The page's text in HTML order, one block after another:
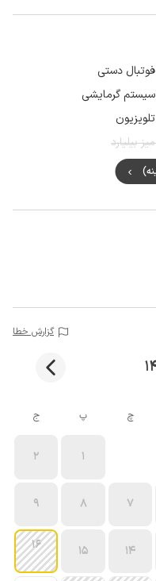
فوتبال دستی
سیستم گرمایشی
تلویزیون
میز بیلیارد
گزارش خطا
چ پ ج
1
2
7
8
9
14
15
16